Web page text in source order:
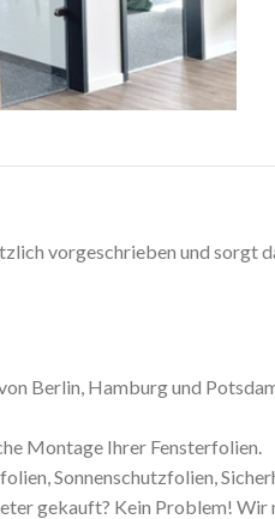
vorgeschrieben und sorgt
Berlin, Hamburg und
Montage Ihrer Fensterfolien.
Sonnenschutzfolien,
gekauft? Kein Problem! Wir